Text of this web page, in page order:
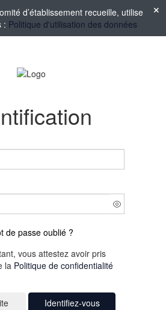
d’établissement recueille, utilise
: Politique d'utilisation des données
de passe oublié ?
vous attestez avoir pris
la Politique de confidentialité
Identifiez-vous